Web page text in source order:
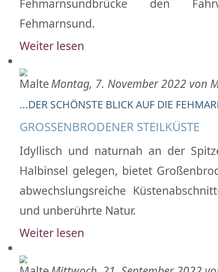
Fehmarnsundbrücke den
Fehmarnsund.
Weiter lesen
Montag, 7. November 2022 von
...DER SCHÖNSTE BLICK AUF DIE
GROSSENBRODENER STEILKÜSTE
Idyllisch und naturnah an der
Halbinsel gelegen, bietet
abwechslungsreiche
und unberührte Natur.
Weiter lesen